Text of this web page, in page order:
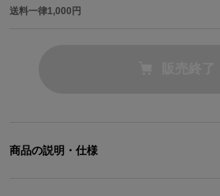
送料一律1,000円
商品の説明・仕様